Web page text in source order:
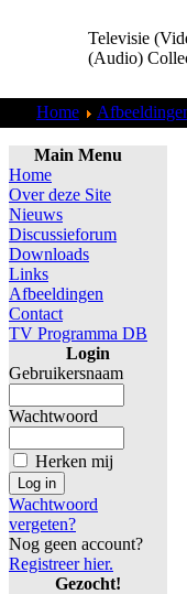
Televisie
(Audio)
Home
Main Menu
Home
Over deze Site
Nieuws
Discussieforum
Downloads
Links
Afbeeldingen
Contact
TV Programma DB
Login
Gebruikersnaam
Wachtwoord
Herken mij
Wachtwoord
vergeten?
Nog geen account?
Registreer hier.
Gezocht!